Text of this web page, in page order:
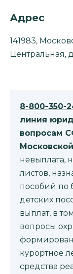
Адрес
141983,
Центральная,
8-800-350-
линия
вопросам
невыплата,
листов,
пособий по
детских
выплат, в
вопросы
курортное
средства